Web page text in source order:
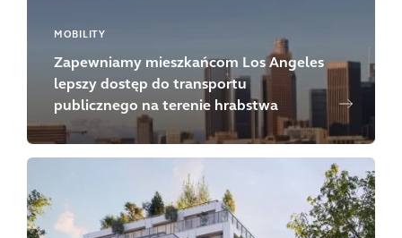
MOBILITY
Zapewniamy mieszkańcom Los Angeles
lepszy dostęp do transportu
publicznego na terenie hrabstwa